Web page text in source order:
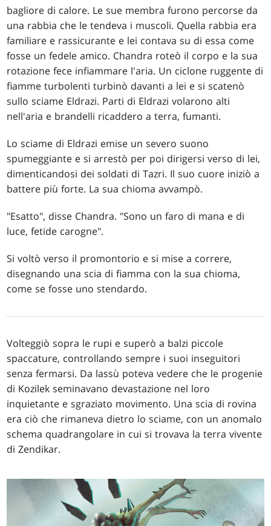
bagliore di calore. Le sue membra furono percorse da
una rabbia che le tendeva i muscoli. Quella rabbia era
familiare e rassicurante e lei contava su di essa come
fosse un fedele amico. Chandra roteò il corpo e la sua
rotazione fece infiammare l'aria. Un ciclone ruggente di
fiamme turbolenti turbinò davanti a lei e si scatenò
sullo sciame Eldrazi. Parti di Eldrazi volarono alti
nell'aria e brandelli ricaddero a terra, fumanti.
Lo sciame di Eldrazi emise un severo suono
spumeggiante e si arrestò per poi dirigersi verso di lei,
dimenticandosi dei soldati di Tazri. Il suo cuore iniziò a
battere più forte. La sua chioma avvampò.
"Esatto", disse Chandra. "Sono un faro di mana e di
luce, fetide carogne".
Si voltò verso il promontorio e si mise a correre,
disegnando una scia di fiamma con la sua chioma,
come se fosse uno stendardo.
Volteggiò sopra le rupi e superò a balzi piccole
spaccature, controllando sempre i suoi inseguitori
senza fermarsi. Da lassù poteva vedere che le progenie
di Kozilek seminavano devastazione nel loro
inquietante e sgraziato movimento. Una scia di rovina
era ciò che rimaneva dietro lo sciame, con un anomalo
schema quadrangolare in cui si trovava la terra vivente
di Zendikar.